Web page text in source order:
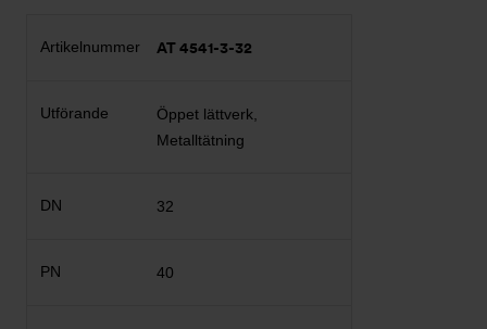
AT 4541-3-32
Öppet lättverk,
Metalltätning
32
40